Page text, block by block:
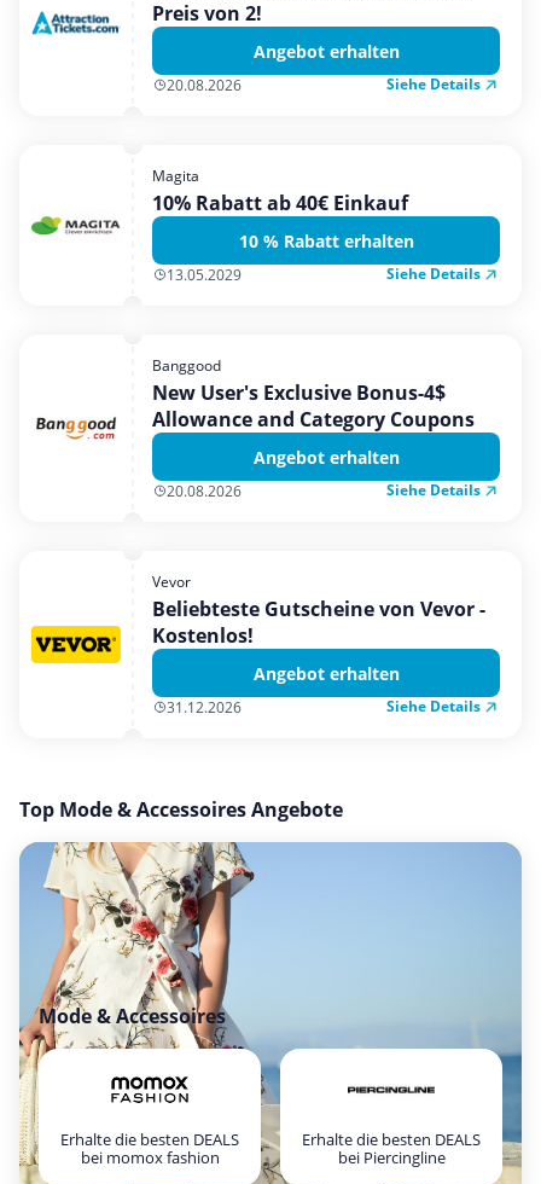
Preis von 2!
Angebot erhalten
20.08.2026 Siehe Details
Magita
10% Rabatt ab 40€ Einkauf
10 % Rabatt erhalten
13.05.2029 Siehe Details
Banggood
New User's Exclusive Bonus-4$
Allowance and Category Coupons
Angebot erhalten
20.08.2026 Siehe Details
Vevor
Beliebteste Gutscheine von Vevor -
Kostenlos!
Angebot erhalten
31.12.2026 Siehe Details
Top Mode & Accessoires Angebote
Mode & Accessoires
Erhalte die besten DEALS
bei momox fashion
Erhalte die besten DEALS
bei Piercingline